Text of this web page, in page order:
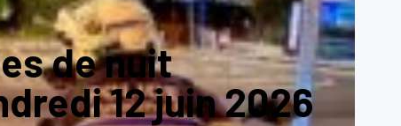
de nuit
12 juin 2026